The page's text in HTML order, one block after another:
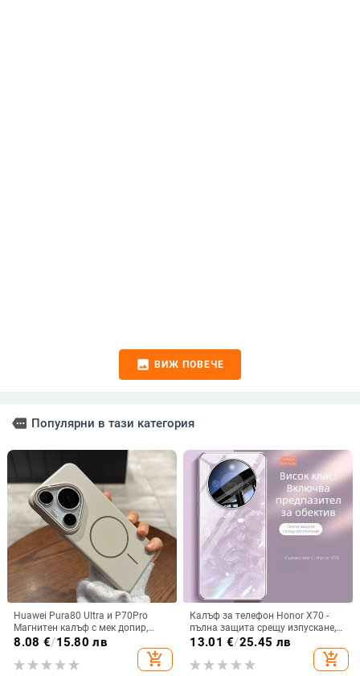
image ВИЖ ПОВЕЧЕ
more Популярни в тази категория
Huawei Pura80 Ultra и P70Pro
Магнитен калъф с мек допир,
ултра тънък PC корпус,
8.08 €/15.80 лв
add_shopping_cart
Калъф за телефон Honor X70 -
пълна защита срещу изпускане,
закалено стъкло, модел Аурора
13.01 €/25.45 лв
add_shopping_cart